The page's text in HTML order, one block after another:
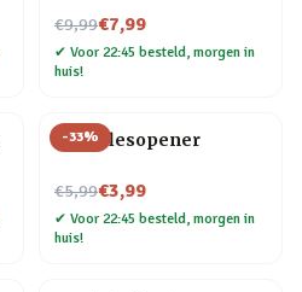
€9,99
Nu voor€7,99
✔ Voor 22:45 besteld, morgen in
huis!
-33%
Fiets flesopener
€5,99
Nu voor€3,99
✔ Voor 22:45 besteld, morgen in
huis!